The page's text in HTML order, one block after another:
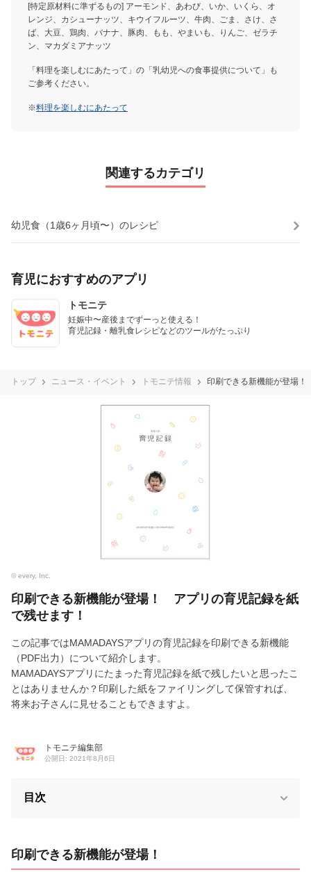
[特定原材料に準ずるもの] アーモンド、あわび、いか、いくら、オ
レンジ、カシューナッツ、キウイフルーツ、牛肉、ごま、さけ、さ
ば、大豆、鶏肉、バナナ、豚肉、もも、やまいも、りんご、ゼラチ
ン、マカダミアナッツ
「料理を楽しむにあたって」の「乳幼児への食事提供について」も
ご参考ください。
※料理を楽しむにあたって
関連するカテゴリ
幼児食（1歳6ヶ月頃〜）のレシピ
育児におすすめのアプリ
トモニテ
妊娠中〜産後までずーっと使える！
育児記録・離乳食レシピなどのツールがたっぷり
トップ ニュース・イベント トモニテ情報 印刷できる新機能が登場
© every, Inc.
印刷できる新機能が登場！ アプリの育児記録を紙
で残せます！
この記事ではMAMADAYSアプリの育児記録を印刷できる新機能
（PDF出力）について紹介します。
MAMADAYSアプリにたまった育児記録を紙で残したいと思ったこ
とはありませんか？印刷した紙をファイリングして保管すれば、
将来お子さんに見せることもできますよ。
トモニテ編集部
公開日: 2021年8月6日
目次
印刷できる新機能が登場！